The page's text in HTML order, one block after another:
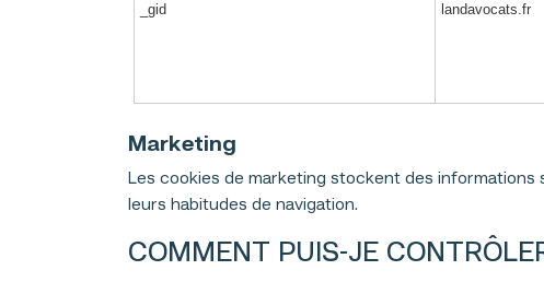
_gid landavocats.fr
Marketing
Les cookies de marketing stockent des
leurs habitudes de navigation.
COMMENT PUIS-JE